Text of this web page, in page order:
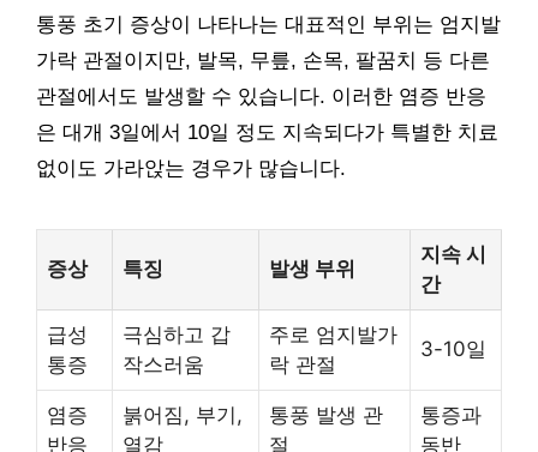
통풍 초기 증상이 나타나는 대표적인 부위는 엄지발
가락 관절이지만, 발목, 무릎, 손목, 팔꿈치 등 다른
관절에서도 발생할 수 있습니다. 이러한 염증 반응
은 대개 3일에서 10일 정도 지속되다가 특별한 치료
없이도 가라앉는 경우가 많습니다.
증상 특징 발생 부위
지속 시
간
급성
통증
극심하고 갑
작스러움
주로 엄지발가
락 관절
3-10일
염증
반응
붉어짐, 부기,
열감
통풍 발생 관
절
통증과
동반